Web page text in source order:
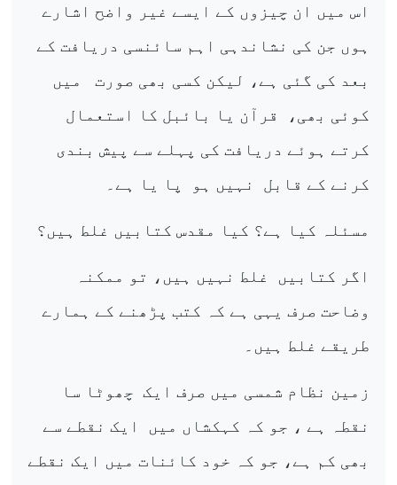
اس میں ان چیزوں کے ایسے غیر واضح اشارے
ہوں جن کی نشاندہی اہم سائنسی دریافت کے
بعد کی گئی ہے، لیکن کسی بھی صورت
میں
کوئی بھی،
قرآن یا بائبل کا استعمال
کرتے ہوئے دریافت کی پہلے سے پیش بندی
کرنے کے قابل
نہیں ہو پا یا ہے۔
مسئلہ کیا ہے؟ کیا مقدس کتابیں غلط ہیں؟
اگر کتابیں
غلط نہیں ہیں، تو ممکنہ
وضاحت صرف یہی ہے کہ کتب پڑھنے کے ہمارے
طریقے غلط ہیں۔
زمین نظام شمسی میں صرف ایک چھوٹا سا
نقطہ ہے ، جو کہ کہکشاں میں
ایک نقطے سے
بھی کم ہے، جو کہ خود کائنات میں ایک نقطے